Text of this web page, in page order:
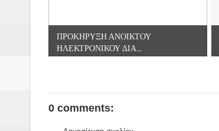
ΠΡΟΚΗΡΥΞΗ ΑΝΟΙΚΤΟΥ
ΗΛΕΚΤΡΟΝΙΚΟΥ ΔΙΑ...
0 comments: